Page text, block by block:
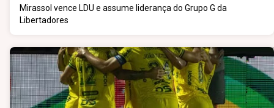
Mirassol vence LDU e assume liderança do Grupo G da
Libertadores